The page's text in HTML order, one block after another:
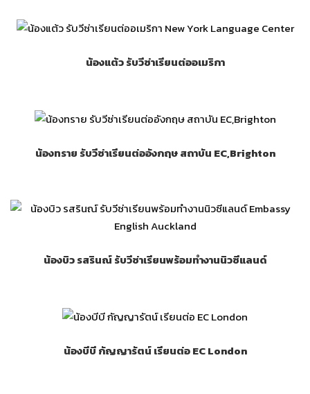
น้องแต้ว รับวีซ่าเรียนต่ออเมริกา
น้องทราย รับวีซ่าเรียนต่ออังกฤษ สถาบัน EC,Brighton
น้องบิว รสรินณ์ รับวีซ่าเรียนพร้อมทำงานนิวซีแลนด์
น้องบีบี กัญญารัตน์ เรียนต่อ EC London